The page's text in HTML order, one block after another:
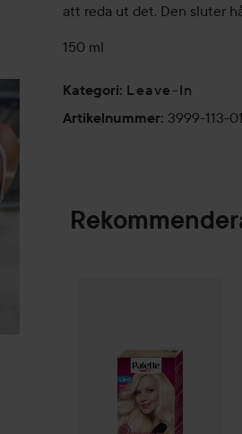
att reda ut det. Den sluter
150 ml
Kategori: Leave-In
Artikelnummer: 3999-113-